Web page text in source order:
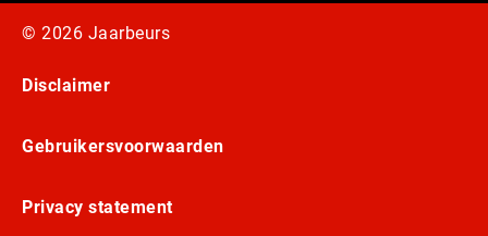
© 2026 Jaarbeurs
Disclaimer
Gebruikersvoorwaarden
Privacy statement